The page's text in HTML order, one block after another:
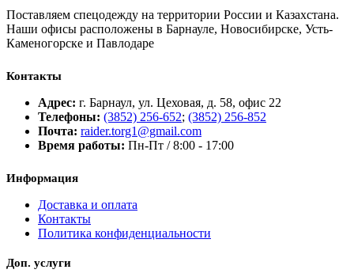
Поставляем спецодежду на территории России и Казахстана.
Наши офисы расположены в Барнауле, Новосибирске, Усть-
Каменогорске и Павлодаре
Контакты
Адрес: г. Барнаул, ул. Цеховая, д. 58, офис 22
Телефоны: (3852) 256-652; (3852) 256-852
Почта: raider.torg1@gmail.com
Время работы: Пн-Пт / 8:00 - 17:00
Информация
Доставка и оплата
Контакты
Политика конфиденциальности
Доп. услуги